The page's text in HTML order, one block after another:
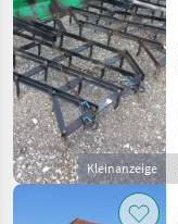
Kleinanzeige